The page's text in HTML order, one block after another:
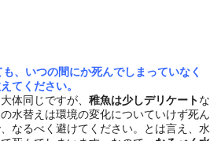
、いつの間にか死んでしまっていなく
てください。
体同じですが、 稚魚は少しデリケートな
水替えは環境の変化についていけず死ん
なるべく避けてください。とは言え、水